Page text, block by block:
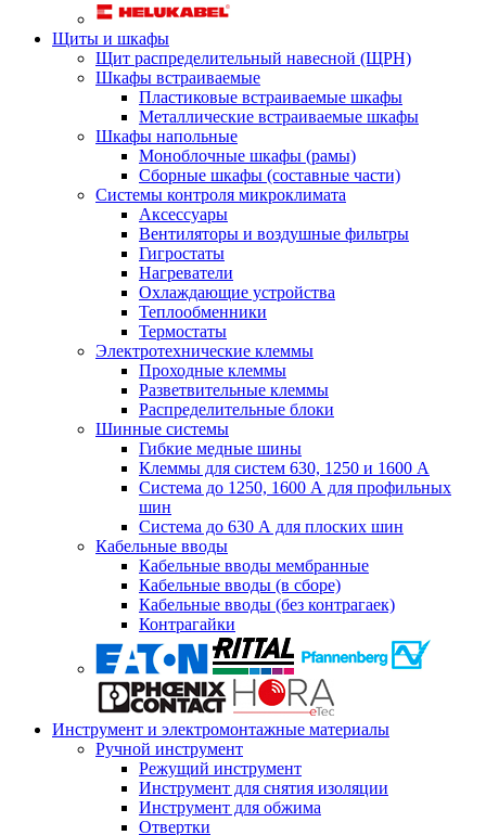
Щиты и шкафы
Щит распределительный навесной (ЩРН)
Шкафы встраиваемые
Пластиковые встраиваемые шкафы
Металлические встраиваемые шкафы
Шкафы напольные
Моноблочные шкафы (рамы)
Сборные шкафы (составные части)
Системы контроля микроклимата
Аксессуары
Вентиляторы и воздушные фильтры
Гигростаты
Нагреватели
Охлаждающие устройства
Теплообменники
Термостаты
Электротехнические клеммы
Проходные клеммы
Разветвительные клеммы
Распределительные блоки
Шинные системы
Гибкие медные шины
Клеммы для систем 630, 1250 и 1600 А
Система до 1250, 1600 А для профильных
шин
Система до 630 А для плоских шин
Кабельные вводы
Кабельные вводы мембранные
Кабельные вводы (в сборе)
Кабельные вводы (без контрагаек)
Контрагайки
Инструмент и электромонтажные материалы
Ручной инструмент
Режущий инструмент
Инструмент для снятия изоляции
Инструмент для обжима
Отвертки